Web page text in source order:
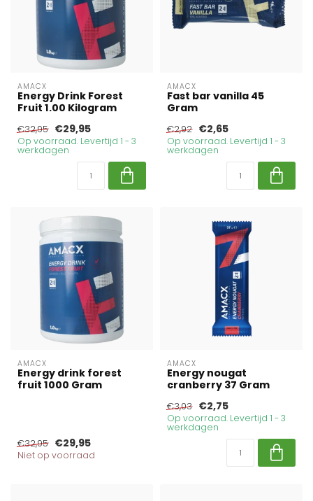
AMACX
Energy Drink Forest
Fruit 1.00 Kilogram
€32,95 €29,95
Op voorraad. Levertijd 1 - 3
werkdagen
AMACX
Fast bar vanilla 45
Gram
€2,92 €2,65
Op voorraad. Levertijd 1 - 3
werkdagen
AMACX
Energy drink forest
fruit 1000 Gram
€32,95 €29,95
Niet op voorraad
AMACX
Energy nougat
cranberry 37 Gram
€3,03 €2,75
Op voorraad. Levertijd 1 - 3
werkdagen